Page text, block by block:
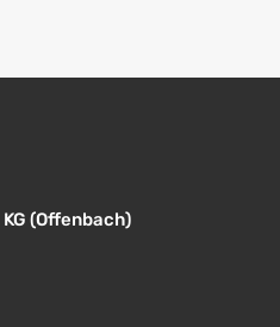
KG (Offenbach)